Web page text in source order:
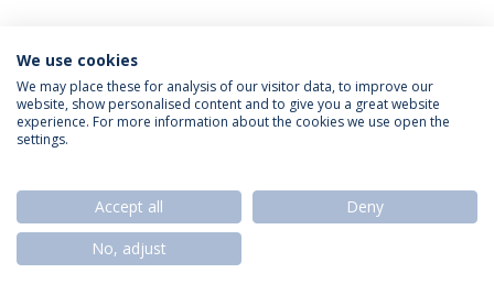
CAPÍTULO DE LIVRO
Homologia
Carlos António Saraiva Bizarro Morais(with Morais, Carlos B.).
1990. Logos - Enciclopédia Luso Brasileira de Filosofia
Institucionalização da arte e esvaziamento da
Aisthesis
We use cookies
We may place these for analysis of our visitor data, to improve our
website, show personalised content and to give you a great website
experience. For more information about the cookies we use open the
settings.
Accept all
Deny
No, adjust